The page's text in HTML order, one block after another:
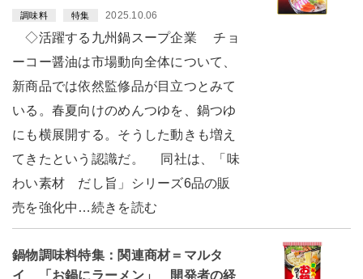
調味料 特集 2025.10.06
◇活躍する九州鍋スープ企業 チョ
ーコー醤油は市場動向全体について、
新商品では依然監修品が目立つとみて
いる。春夏向けのめんつゆを、鍋つゆ
にも横展開する。そうした動きも増え
てきたという認識だ。 同社は、「味
わい素材 だし旨」シリーズ6品の販
売を強化中…続きを読む
鍋物調味料特集：関連商材＝マルタ
イ 「お鍋にラーメン」 開発者の経